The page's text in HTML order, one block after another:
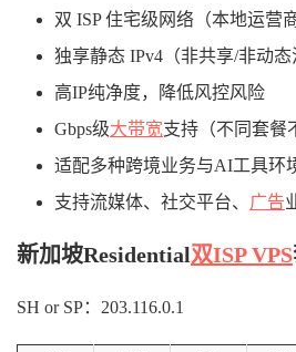
双 ISP 住宅级网络（本地运营
独享静态 IPv4（非共享/非动态
高IP纯净度，降低风控风险
Gbps级大带宽支持（不同套餐
适配多种跨境业务与AI工具环
支持流媒体、社交平台、 广告
新加坡Residential双ISP VPS
SH or SP：203.116.0.1